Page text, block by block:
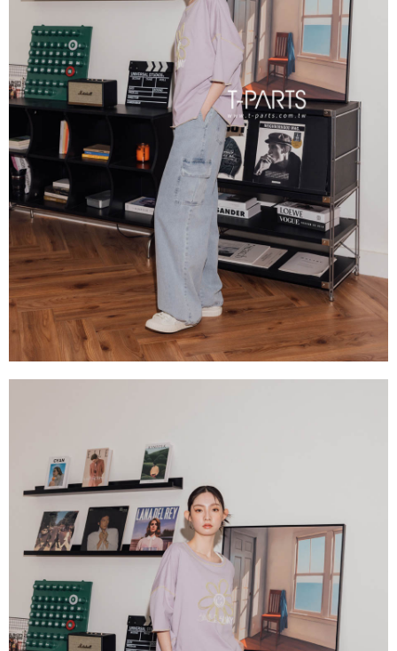
３．未成年的使用者請事先徵得法定代理人或監護人之同意方可使用
「AFTEE先享後付」，若未經同意申辦者引起之損失，本公司不負相關責
任。
４．使用「AFTEE先享後付」時，將依據個別帳號之用戶狀況，依本公司即
時審查核予不同之上限額度；若仍有額度不足之情形，本公司將視審查結果
請求用戶進行身份認證。
５．嚴禁一人註冊多個帳號或使用他人資訊註冊。若發現惡意使用之情形，
恩沛科技股份有限公司將有權停止該用戶之使用額度並採取法律行動。